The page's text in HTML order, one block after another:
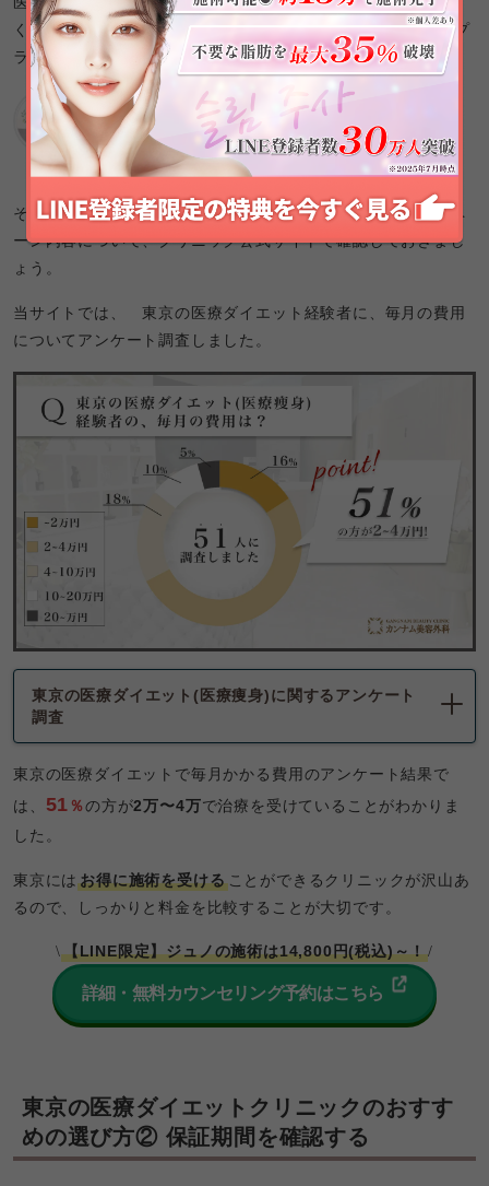
く、料金だけで比較せずにオプション・アフターケアが料金プ
ランに含まれた治療プランになっているか確認が必要です。
編集部
東京の医療ダイエットのクリニックは、独
自に割引キャンペーンを行っています。
そのため医療ダイエットの料金を比べる際は、割引・キャンペ
ーン内容について、クリニック公式サイトで確認しておきまし
ょう。
当サイトでは、 東京の医療ダイエット経験者に、毎月の費用
についてアンケート調査しました。
東京の医療ダイエット(医療痩身)に関するアンケート
調査
東京の医療ダイエットで毎月かかる費用のアンケート結果で
は、 51 ％の方が2万〜4万で治療を受けていることがわかりま
した。
東京にはお得に施術を受けることができるクリニックが沢山あ
るので、しっかりと料金を比較することが大切です。
\【LINE限定】ジュノの施術は14,800円(税込)～！/
詳細・無料カウンセリング予約はこちら
東京の医療ダイエットクリニックのおすす
めの選び方② 保証期間を確認する